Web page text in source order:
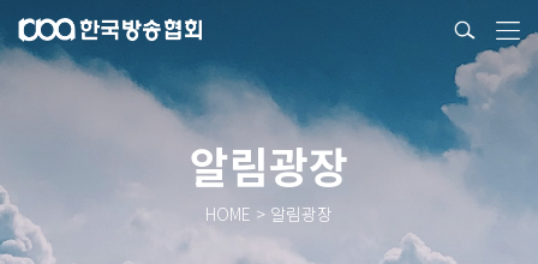
알림광장
HOME > 알림광장